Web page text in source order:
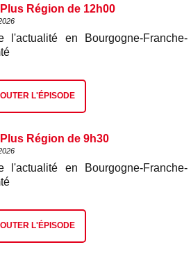
Plus Région de 12h00
l'actualité en Bourgogne-Franche-
L'ÉPISODE
Plus Région de 9h30
l'actualité en Bourgogne-Franche-
L'ÉPISODE